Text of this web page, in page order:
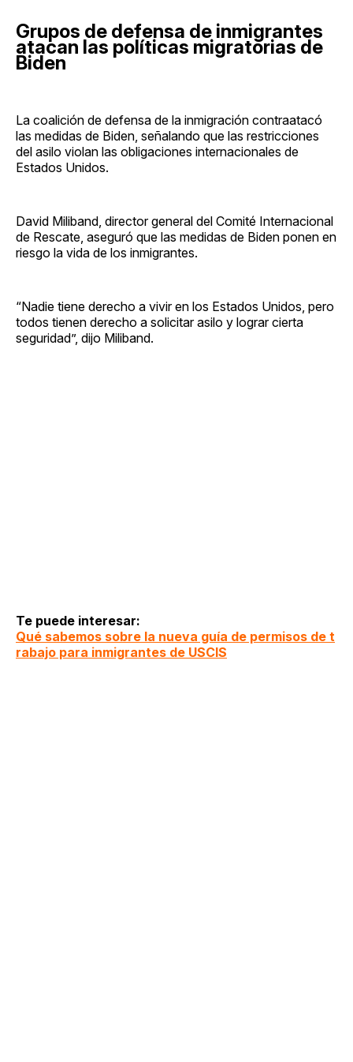
Grupos de defensa de inmigrantes
atacan las políticas migratorias de
Biden
La coalición de defensa de la inmigración contraatacó
las medidas de Biden, señalando que las restricciones
del asilo violan las obligaciones internacionales de
Estados Unidos.
David Miliband, director general del Comité Internacional
de Rescate, aseguró que las medidas de Biden ponen en
riesgo la vida de los inmigrantes.
“Nadie tiene derecho a vivir en los Estados Unidos, pero
todos tienen derecho a solicitar asilo y lograr cierta
seguridad”, dijo Miliband.
Te puede interesar:
Qué sabemos sobre la nueva guía de permisos de t
rabajo para inmigrantes de USCIS